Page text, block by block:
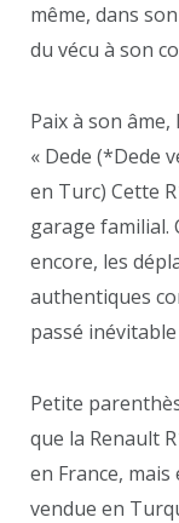
même, dans
du vécu à son
Paix à son
« Dede (*Dede
en Turc) Cette
garage
encore, les
authentiques
passé
Petite
que la Renault
en France,
vendue en